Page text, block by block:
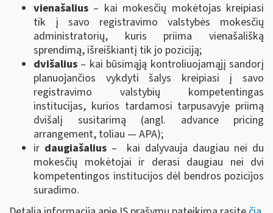
vienašalius – kai mokesčių mokėtojas kreipiasi
tik į savo registravimo valstybės mokesčių
administratorių, kuris priima vienašališką
sprendimą, išreiškiantį tik jo poziciją;
dvišalius – kai būsimąją kontroliuojamąjį sandorį
planuojančios vykdyti šalys kreipiasi į savo
registravimo valstybių kompetentingas
institucijas, kurios tardamosi tarpusavyje priimą
dvišalį susitarimą (angl. advance pricing
arrangement, toliau — APA);
ir daugiašalius – kai dalyvauja daugiau nei du
mokesčių mokėtojai ir derasi daugiau nei dvi
kompetentingos institucijos dėl bendros pozicijos
suradimo.